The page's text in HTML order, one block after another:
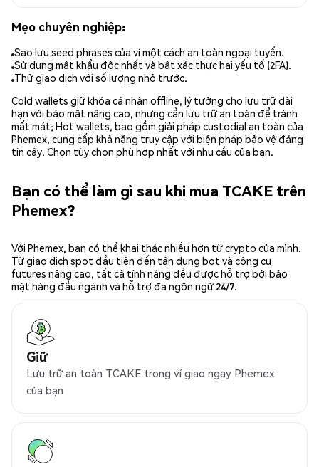
Mẹo chuyên nghiệp:
Sao lưu seed phrases của ví một cách an toàn ngoại tuyến.
Sử dụng mật khẩu độc nhất và bật xác thực hai yếu tố (2FA).
Thử giao dịch với số lượng nhỏ trước.
Cold wallets giữ khóa cá nhân offline, lý tưởng cho lưu trữ dài
hạn với bảo mật nâng cao, nhưng cần lưu trữ an toàn để tránh
mất mát; Hot wallets, bao gồm giải pháp custodial an toàn của
Phemex, cung cấp khả năng truy cập với biện pháp bảo vệ đáng
tin cậy. Chọn tùy chọn phù hợp nhất với nhu cầu của bạn.
Bạn có thể làm gì sau khi mua TCAKE trên
Phemex?
Với Phemex, bạn có thể khai thác nhiều hơn từ crypto của mình.
Từ giao dịch spot đầu tiên đến tận dụng bot và công cụ
futures nâng cao, tất cả tính năng đều được hỗ trợ bởi bảo
mật hàng đầu ngành và hỗ trợ đa ngôn ngữ 24/7.
Giữ
Lưu trữ an toàn TCAKE trong ví giao ngay Phemex
của bạn